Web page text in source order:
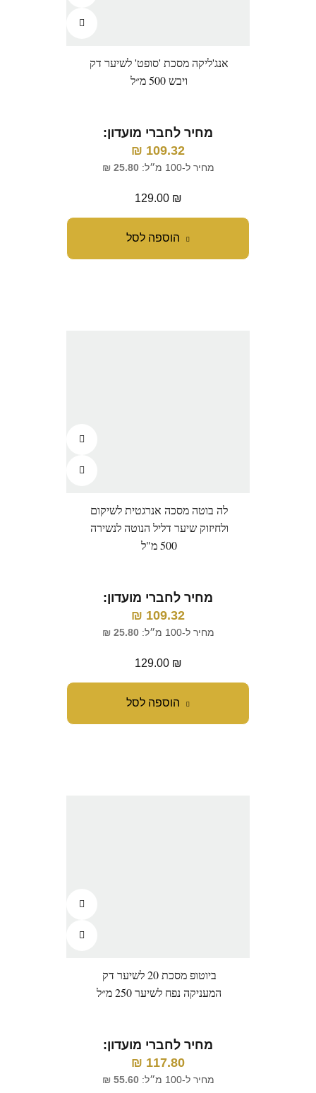
הוספה לסל
אנג'ליקה מסכת 'סופט' לשיער דק
ויבש 500 מ״ל
מחיר לחברי מועדון:
109.32
₪
מחיר ל-100 מ״ל: 25.80
₪
129.00 ₪
הוספה לסל
לה בוטה מסכה אנרגטית לשיקום
ולחיזוק שיער דליל הנוטה לנשירה
500 מ"ל
מחיר לחברי מועדון:
109.32
₪
מחיר ל-100 מ״ל: 25.80
₪
129.00 ₪
ביוטופ מסכת 20 לשיער דק
המעניקה נפח לשיער 250 מ״ל
מחיר לחברי מועדון:
117.80
₪
מחיר ל-100 מ״ל: 55.60
₪